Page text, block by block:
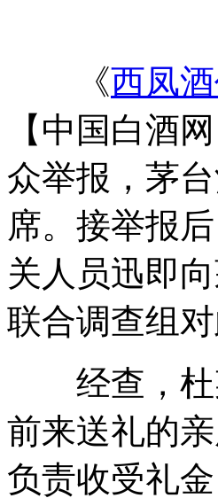
《西凤
【中国白酒
众举报，茅
席。接举报
关人员迅即
联合调查组
经查，杜
前来送礼的
负责收受礼